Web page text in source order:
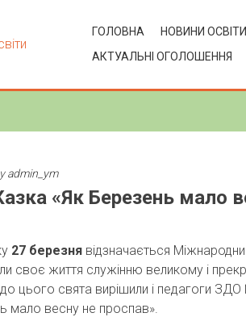
ГОЛОВНА НОВИНИ
АКТУАЛЬНІ ОГОЛОШЕННЯ
admin_ym
«Як Березень мало
27 березня відзначається
своє життя служінню великому і
цього свята вирішили і педагоги
мало весну не проспав».